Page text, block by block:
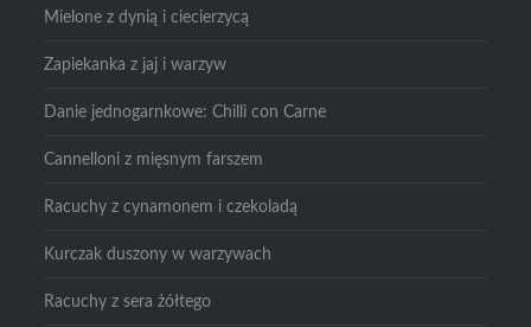
Mielone z dynią i ciecierzycą
Zapiekanka z jaj i warzyw
Danie jednogarnkowe: Chilli con Carne
Cannelloni z mięsnym farszem
Racuchy z cynamonem i czekoladą
Kurczak duszony w warzywach
Racuchy z sera żółtego